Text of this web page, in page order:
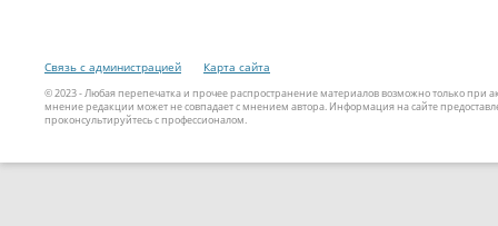
Связь с администрацией Карта сайта
© 2023 - Любая перепечатка и прочее распространение материалов возможно только
мнение редакции может не совпадает с мнением автора. Информация на сайте
проконсультируйтесь с профессионалом.